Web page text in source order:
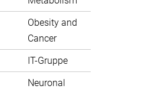
Obesity and
Cancer
IT-Gruppe
Neuronal